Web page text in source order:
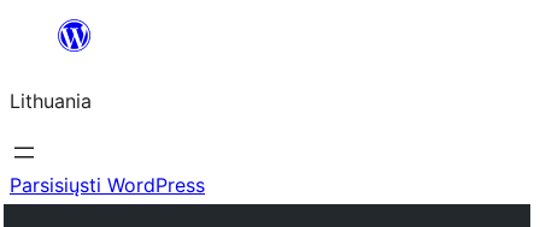
turinio
Lithuania
Parsisiųsti WordPress